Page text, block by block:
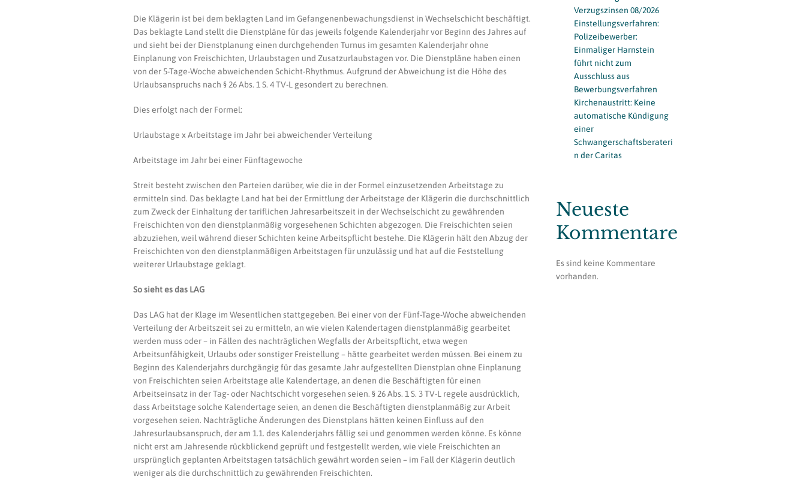
Die Klägerin ist bei dem beklagten Land im Gefangenenbewachungsdienst in Wechselschicht beschäftigt.
Das beklagte Land stellt die Dienstpläne für das jeweils folgende Kalenderjahr vor Beginn des Jahres auf
und sieht bei der Dienstplanung einen durchgehenden Turnus im gesamten Kalenderjahr ohne
Einplanung von Freischichten, Urlaubstagen und Zusatzurlaubstagen vor. Die Dienstpläne haben einen
von der 5-Tage-Woche abweichenden Schicht-Rhythmus. Aufgrund der Abweichung ist die Höhe des
Urlaubsanspruchs nach § 26 Abs. 1 S. 4 TV-L gesondert zu berechnen.
Dies erfolgt nach der Formel:
Urlaubstage x Arbeitstage im Jahr bei abweichender Verteilung
Arbeitstage im Jahr bei einer Fünftagewoche
Streit besteht zwischen den Parteien darüber, wie die in der Formel einzusetzenden Arbeitstage zu
ermitteln sind. Das beklagte Land hat bei der Ermittlung der Arbeitstage der Klägerin die durchschnittlich
zum Zweck der Einhaltung der tariflichen Jahresarbeitszeit in der Wechselschicht zu gewährenden
Freischichten von den dienstplanmäßig vorgesehenen Schichten abgezogen. Die Freischichten seien
abzuziehen, weil während dieser Schichten keine Arbeitspflicht bestehe. Die Klägerin hält den Abzug der
Freischichten von den dienstplanmäßigen Arbeitstagen für unzulässig und hat auf die Feststellung
weiterer Urlaubstage geklagt.
So sieht es das LAG
Das LAG hat der Klage im Wesentlichen stattgegeben. Bei einer von der Fünf-Tage-Woche abweichenden
Verteilung der Arbeitszeit sei zu ermitteln, an wie vielen Kalendertagen dienstplanmäßig gearbeitet
werden muss oder – in Fällen des nachträglichen Wegfalls der Arbeitspflicht, etwa wegen
Arbeitsunfähigkeit, Urlaubs oder sonstiger Freistellung – hätte gearbeitet werden müssen. Bei einem zu
Beginn des Kalenderjahrs durchgängig für das gesamte Jahr aufgestellten Dienstplan ohne Einplanung
von Freischichten seien Arbeitstage alle Kalendertage, an denen die Beschäftigten für einen
Arbeitseinsatz in der Tag- oder Nachtschicht vorgesehen seien. § 26 Abs. 1 S. 3 TV-L regele ausdrücklich,
dass Arbeitstage solche Kalendertage seien, an denen die Beschäftigten dienstplanmäßig zur Arbeit
vorgesehen seien. Nachträgliche Änderungen des Dienstplans hätten keinen Einfluss auf den
Jahresurlaubsanspruch, der am 1.1. des Kalenderjahrs fällig sei und genommen werden könne. Es könne
nicht erst am Jahresende rückblickend geprüft und festgestellt werden, wie viele Freischichten an
ursprünglich geplanten Arbeitstagen tatsächlich gewährt worden seien – im Fall der Klägerin deutlich
weniger als die durchschnittlich zu gewährenden Freischichten.
Verzugszinsen 08/2026
Einstellungsverfahren:
Polizeibewerber:
Einmaliger Harnstein
führt nicht zum
Ausschluss aus
Bewerbungsverfahren
Kirchenaustritt: Keine
automatische Kündigung
einer
Schwangerschaftsberateri
n der Caritas
Neueste
Kommentare
Es sind keine Kommentare
vorhanden.